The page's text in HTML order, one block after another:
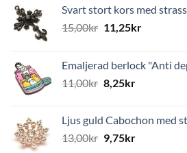
Svart stort kors med strass
15,00kr 11,25kr
Emaljerad berlock "Anti
11,00kr 8,25kr
Ljus guld Cabochon med
13,00kr 9,75kr